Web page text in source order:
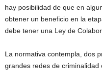
hay posibilidad de que en
obtener un beneficio en la
debe tener una Ley de
La normativa contempla, dos
grandes redes de